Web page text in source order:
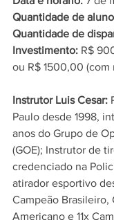
Quantidade de
Quantidade de
Investimento: R$
ou R$ 1500,00 (com
Instrutor Luis Cesar:
Paulo desde 1998,
anos do Grupo de
(GOE); Instrutor de
credenciado na
atirador esportivo
Campeão Brasileiro,
Americano e 11x